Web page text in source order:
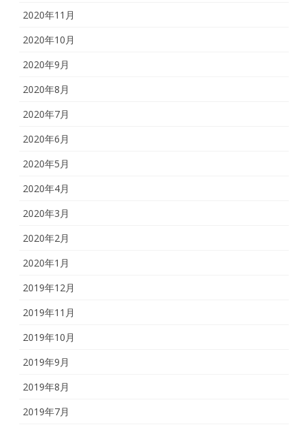
2020年11月
2020年10月
2020年9月
2020年8月
2020年7月
2020年6月
2020年5月
2020年4月
2020年3月
2020年2月
2020年1月
2019年12月
2019年11月
2019年10月
2019年9月
2019年8月
2019年7月